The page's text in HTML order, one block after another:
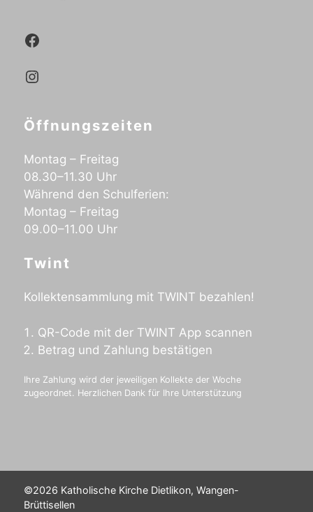
Kath.Dietlikon Facebook
Kath.Dietlikon Instagram
Öffnungszeiten
Montag – Freitag
08.30–11.30 Uhr
Während den Schulferien:
Montag – Freitag
09.00–11.00 Uhr
Twint
Kollektensammlung mit TWINT bezahlen!
QR-Code mit der TWINT App scannen
Betrag und Zahlung bestätigen
Ihre Zahlung wird der jeweiligen Kollekte der Woche
zugeordnet. Herzlichen Dank für Ihre Unterstützung
©2026 Katholische Kirche Dietlikon, Wangen-
Brüttisellen